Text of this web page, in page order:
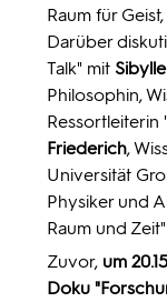
Raum für
Darüber
Talk" mit
Philosophin,
Ressortleiterin
Friederich,
Universität
Physiker und
Raum und
Zuvor, um
Doku